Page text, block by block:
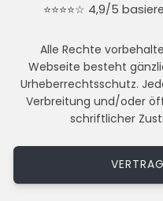
⭐⭐⭐⭐☆ 4,9/5
Alle Rechte
Webseite besteht
Urheberrechtsschutz.
Verbreitung und/oder
schriftlicher